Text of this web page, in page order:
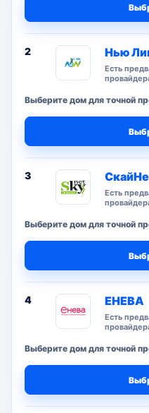
2 Нью
Есть
Выберите дом для точной
3
Есть
Выберите дом для точной
4 ЕНЕВА
Есть
Выберите дом для точной